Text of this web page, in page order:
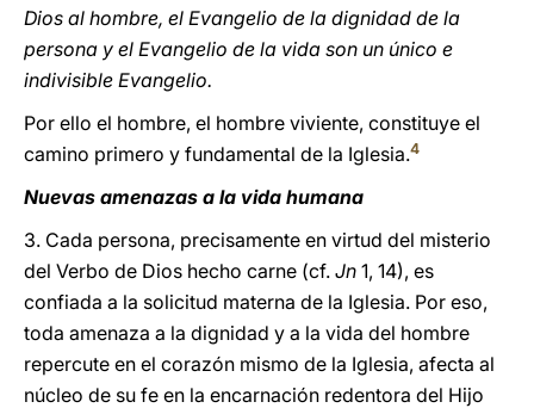
Dios al hombre, el Evangelio de la dignidad de la
persona y el Evangelio de la vida son un único e
indivisible Evangelio.
Por ello el hombre, el hombre viviente, constituye el
camino primero y fundamental de la Iglesia.4
Nuevas amenazas a la vida humana
3. Cada persona, precisamente en virtud del misterio
del Verbo de Dios hecho carne (cf. Jn 1, 14), es
confiada a la solicitud materna de la Iglesia. Por eso,
toda amenaza a la dignidad y a la vida del hombre
repercute en el corazón mismo de la Iglesia, afecta al
núcleo de su fe en la encarnación redentora del Hijo